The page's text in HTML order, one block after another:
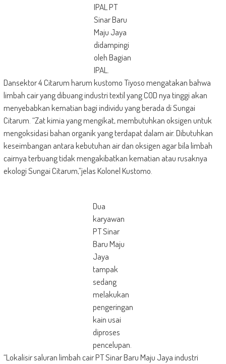
IPAL PT
Sinar Baru
Maju Jaya
didampingi
oleh Bagian
IPAL.
Dansektor 4 Citarum harum kustomo Tiyoso mengatakan bahwa
limbah cair yang dibuang industri textil yang COD nya tinggi akan
menyebabkan kematian bagi individu yang berada di Sungai
Citarum. “Zat kimia yang mengikat, membutuhkan oksigen untuk
mengoksidasi bahan organik yang terdapat dalam air. Dibutuhkan
keseimbangan antara kebutuhan air dan oksigen agar bila limbah
cairnya terbuang tidak mengakibatkan kematian atau rusaknya
ekologi Sungai Citarum,”jelas Kolonel Kustomo.
Dua
karyawan
PT Sinar
Baru Maju
Jaya
tampak
sedang
melakukan
pengeringan
kain usai
diproses
pencelupan.
“Lokalisir saluran limbah cair PT Sinar Baru Maju Jaya industri